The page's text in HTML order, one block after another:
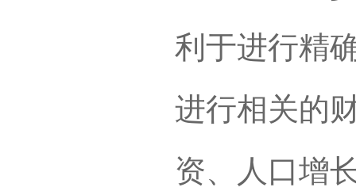
利于进行精
进行相关的
资、人口增